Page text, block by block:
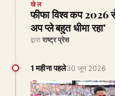
खेल
फीफा विश्व कप 2026
अप प्ले बहुत धीमा रहा'
द्वारा राष्ट्र प्रेस
1 महीना पहले30 जून 2026